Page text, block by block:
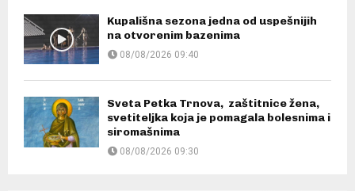
Kupališna sezona jedna od uspešnijih
na otvorenim bazenima
08/08/2026 09:40
Sveta Petka Trnova, zaštitnice žena,
svetiteljka koja je pomagala bolesnima i
siromašnima
08/08/2026 09:30